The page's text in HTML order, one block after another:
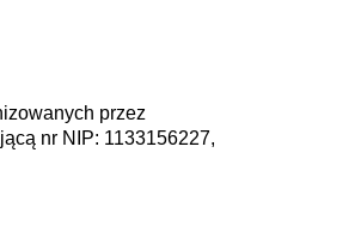
przez
nr NIP: 1133156227,